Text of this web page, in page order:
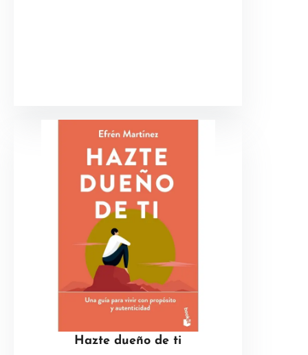
Hazte dueño de ti